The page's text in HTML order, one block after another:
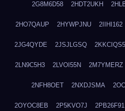
2G8M6D58 2HDT2UKH
2HO7QAUP 2HYWPJNU 2IIHI162
2JG4QYDE 2JSJLGSQ 2KKCIQS5
2LN9C5H3 2LVOI55N 2M7YMERZ
2NFH8OET 2NXDJSMA
2OYOC8EB 2P5KVO7J 2PB26F91